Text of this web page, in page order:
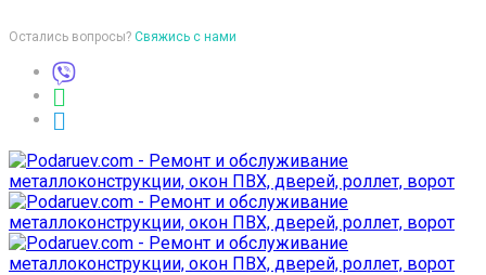
Остались вопросы? Свяжись с нами